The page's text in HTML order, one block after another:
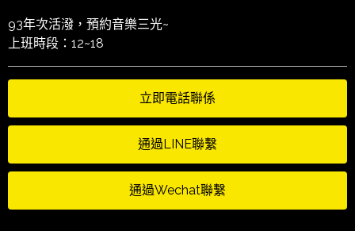
93年次活潑，預約音樂三光~
上班時段：12~18
立即電話聯係
通過LINE聯繫
通過Wechat聯繫